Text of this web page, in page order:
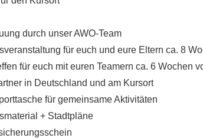
durch unser AWO-Team
für euch und eure Eltern ca. 8
für euch mit euren Teamern ca. 6 Wochen
in Deutschland und am Kursort
für gemeinsame Aktivitäten
+ Stadtpläne